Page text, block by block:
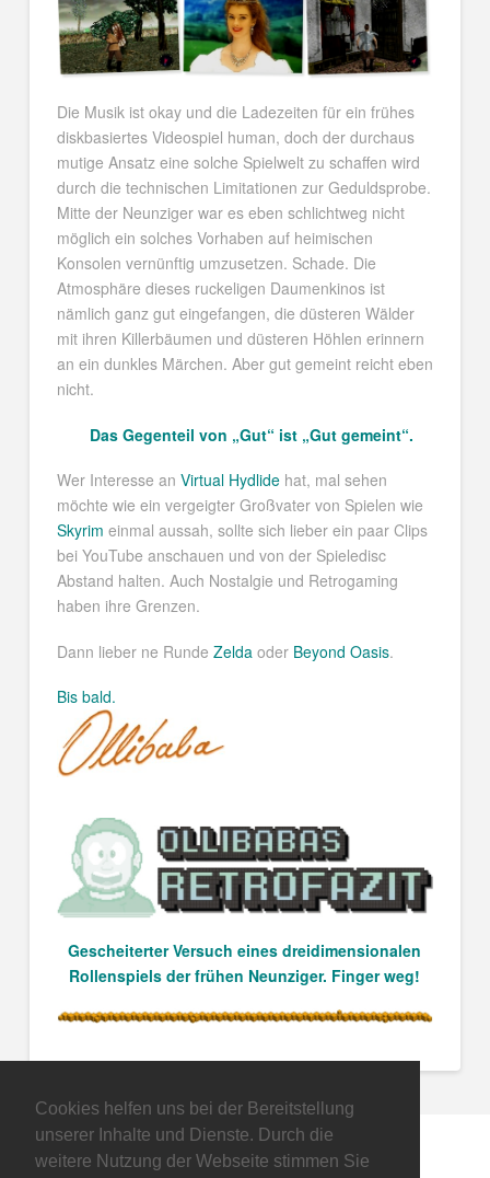
Cookies helfen uns bei der Bereitstellung
unserer Inhalte und Dienste. Durch die
weitere Nutzung der Webseite stimmen Sie
Die Musik ist okay und die Ladezeiten für ein frühes
diskbasiertes Videospiel human, doch der durchaus
mutige Ansatz eine solche Spielwelt zu schaffen wird
durch die technischen Limitationen zur Geduldsprobe.
Mitte der Neunziger war es eben schlichtweg nicht
möglich ein solches Vorhaben auf heimischen
Konsolen vernünftig umzusetzen. Schade. Die
Atmosphäre dieses ruckeligen Daumenkinos ist
nämlich ganz gut eingefangen, die düsteren Wälder
mit ihren Killerbäumen und düsteren Höhlen erinnern
an ein dunkles Märchen. Aber gut gemeint reicht eben
nicht.
Das Gegenteil von „Gut“ ist „Gut gemeint“.
Wer Interesse an Virtual Hydlidehat, mal sehen
möchte wie ein vergeigter Großvater von Spielen wie
Skyrim einmal aussah, sollte sich lieber ein paar Clips
bei YouTube anschauen und von der Spieledisc
Abstand halten. Auch Nostalgie und Retrogaming
haben ihre Grenzen.
Dann lieber ne Runde Zelda oder Beyond Oasis.
Bis bald.
Gescheiterter Versuch eines dreidimensionalen
Rollenspiels der frühen Neunziger. Finger weg!